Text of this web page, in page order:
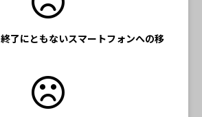
了にともないスマートフォンへの移